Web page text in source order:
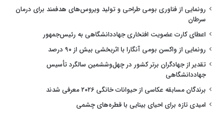
رونمایی از فناوری بومی طراحی و تولید ویروس‌های هدفمند برای درمان
سرطان
اعطای کارت عضویت افتخاری جهاددانشگاهی به رئیس‌جمهور
رونمایی از واکسن بومی آنگارا با اثربخشی بیش از ۹۰ درصد
تقدیر از جهادگران برتر کشور در چهل‌وششمین سالگرد تأسیس
جهاددانشگاهی
برندگان مسابقه عکاسی از حیوانات خانگی ۲۰۲۶ معرفی شدند
امیدی تازه برای احیای بینایی با قطره‌های چشمی